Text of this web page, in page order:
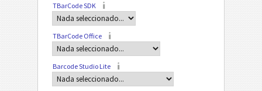
TBarCode SDK
TBarCode Office
Barcode Studio Lite